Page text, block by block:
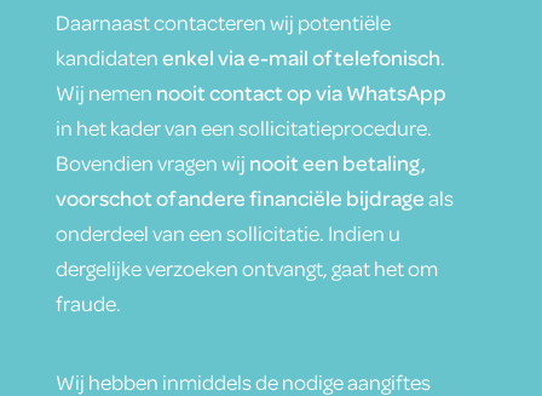
Daarnaast contacteren wij potentiële
kandidatenenkel via e-mail of telefonisch.
Wij nemen nooit contact op via WhatsApp
in het kader van een sollicitatieprocedure.
Bovendien vragen wij nooit een betaling,
voorschot of andere financiële bijdrageals
onderdeel van een sollicitatie. Indien u
dergelijke verzoeken ontvangt, gaat het om
fraude.
Wij hebben inmiddels de nodige aangiftes